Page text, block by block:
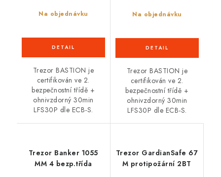
Na objednávku
Trezor BASTION je
certifikován ve 2.
bezpečnostní třídě +
ohnivzdorný 30min
LFS30P dle ECB-S.
Na objednávku
Trezor BASTION je
certifikován ve 2.
bezpečnostní třídě +
ohnivzdorný 30min
LFS30P dle ECB-S.
Trezor Banker 1055
MM 4 bezp.třída
Trezor GardianSafe 67
M protipožární 2BT